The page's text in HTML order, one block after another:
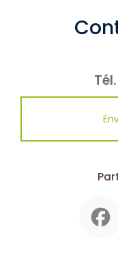
Tél.